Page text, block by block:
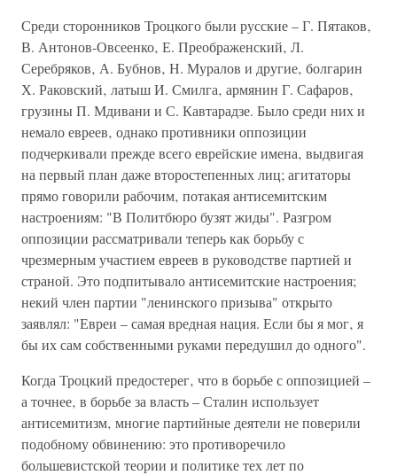
Среди сторонников Троцкого были русские – Г. Пятаков‚
В. Антонов-Овсеенко‚ Е. Преображенский‚ Л.
Серебряков‚ А. Бубнов‚ Н. Муралов и другие‚ болгарин
Х. Раковский‚ латыш И. Смилга‚ армянин Г. Сафаров‚
грузины П. Мдивани и С. Кавтарадзе. Было среди них и
немало евреев‚ однако противники оппозиции
подчеркивали прежде всего еврейские имена‚ выдвигая
на первый план даже второстепенных лиц; агитаторы
прямо говорили рабочим‚ потакая антисемитским
настроениям: "В Политбюро бузят жиды". Разгром
оппозиции рассматривали теперь как борьбу с
чрезмерным участием евреев в руководстве партией и
страной. Это подпитывало антисемитские настроения;
некий член партии "ленинского призыва" открыто
заявлял: "Евреи – самая вредная нация. Если бы я мог‚ я
бы их сам собственными руками передушил до одного".
Когда Троцкий предостерег‚ что в борьбе с оппозицией –
а точнее‚ в борьбе за власть – Сталин использует
антисемитизм‚ многие партийные деятели не поверили
подобному обвинению: это противоречило
большевистской теории и политике тех лет по